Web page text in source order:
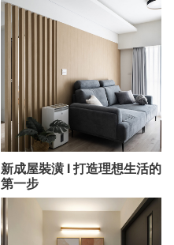
新成屋裝潢 l 打造理想生活的
第一步